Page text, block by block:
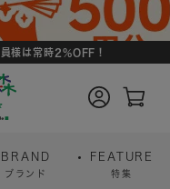
様は常時2%OFF！
ジ
BRAND
ブランド
FEATURE
特集